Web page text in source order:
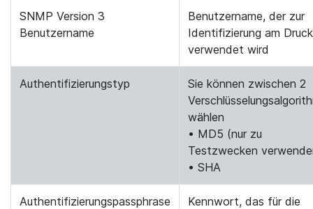
SNMP Version 3
Benutzername
Benutzername, der zur
Identifizierung am
verwendet wird
Authentifizierungstyp
Sie können zwischen 2
wählen
• MD5 (nur zu
Testzwecken
• SHA
Authentifizierungspassphrase
Kennwort, das für die